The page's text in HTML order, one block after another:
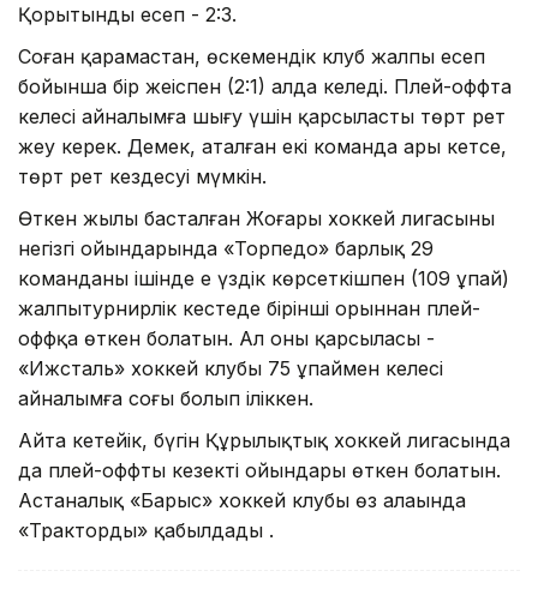
Қорытынды есеп - 2:3.
Соған қарамастан, өскемендік клуб жалпы есеп
бойынша бір жеңіспен (2:1) алда келеді. Плей-оффта
келесі айналымға шығу үшін қарсыласты төрт рет
жеңу керек. Демек, аталған екі команда ары кетсе,
төрт рет кездесуі мүмкін.
Өткен жылы басталған Жоғары xоккей лигасының
негізгі ойындарында «Торпедо» барлық 29
команданың ішінде ең үздік көрсеткішпен (109 ұпай)
жалпытурнирлік кестеде бірінші орыннан плей-
оффқа өткен болатын. Ал оның қарсыласы -
«Ижсталь» xоккей клубы 75 ұпаймен келесі
айналымға соңғы болып іліккен.
Айта кетейік, бүгін Құрылықтық xоккей лигасында
да плей-оффтың кезекті ойындары өткен болатын.
Астаналық «Барыс» xоккей клубы өз алаңында
«Тракторды» қабылдады .